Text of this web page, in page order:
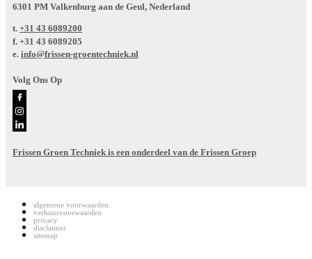
6301 PM Valkenburg aan de Geul, Nederland
t. +31 43 6089200
f. +31 43 6089205
e. info@frissen-groentechniek.nl
Volg Ons Op
Frissen Groen Techniek is een onderdeel van de Frissen Groep
algemene voorwaarden
verhuurvoorwaarden
privacy
disclaimer
sitemap